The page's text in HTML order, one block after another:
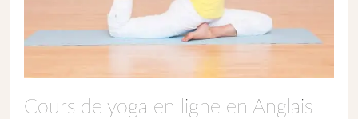
Cours de yoga en ligne en Anglais